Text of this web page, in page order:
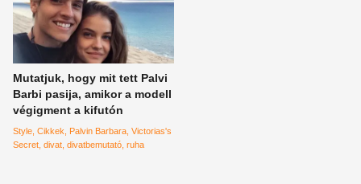
Mutatjuk, hogy mit tett Palvi
Barbi pasija, amikor a modell
végigment a kifutón
Style Cikkek Palvin Barbara Victorias's
Secret divat divatbemutató ruha